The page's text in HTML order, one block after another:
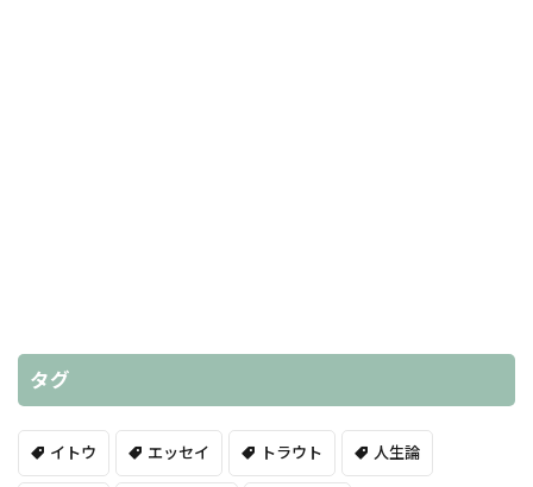
タグ
イトウ エッセイ トラウト 人生論